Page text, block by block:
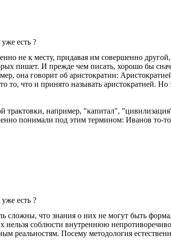
есть ?
не к месту, придавая им совершенно
пишет. И прежде чем писать, хорошо бы
она говорит об аристократии:
что и принято называть аристократией. Но
трактовки, например, "капитал",
понимали под этим термином: Иванов то-
есть ?
сложны, что знания о них не могут быть
нельзя соблюсти внутреннюю
реальностям. Посему методология